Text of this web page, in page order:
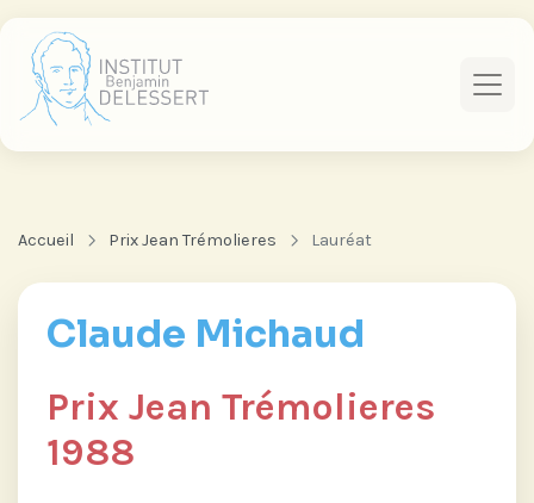
Accueil Prix Jean Trémolieres Lauréat
Claude Michaud
Prix Jean Trémolieres
1988